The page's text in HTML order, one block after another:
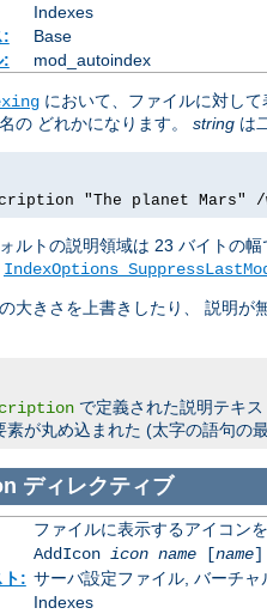
Indexes
:
Base
:
mod_autoindex
において、ファイルに対し
の どれかになります。 string は
"The planet Mars"
ルトの説明領域は 23 バイトの幅
IndexOptions
大きさを上書きしたり、 説明が
で定義された説明テキ
素が丸め込まれた (太字の語句の
ディレクティブ
ファイルに表示するアイコン
AddIcon icon name[name]
ト: サーバ設定ファイル, バーチ
Indexes